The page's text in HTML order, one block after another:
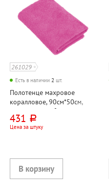
261029
Есть в наличии 2 шт.
Полотенце махровое
коралловое, 90см*50см,
хлопок, 380г⁄м²,
УЗБЕКИСТАН
431 руб.
Цена за штуку